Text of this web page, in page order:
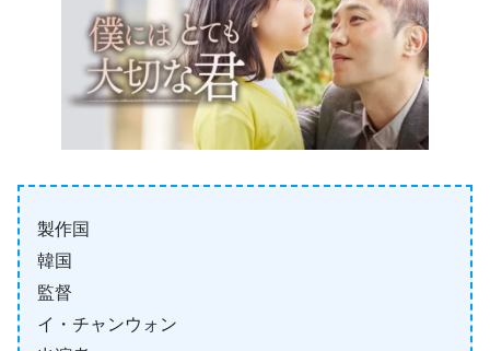
製作国
韓国
監督
イ・チャンウォン